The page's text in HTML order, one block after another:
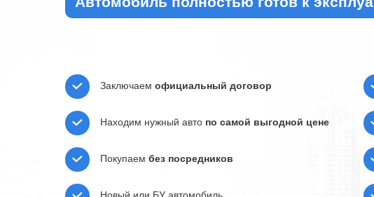
Находим нужный авто по самой выгодной цене
Заключаем официальный договор
Покупаем без посредников